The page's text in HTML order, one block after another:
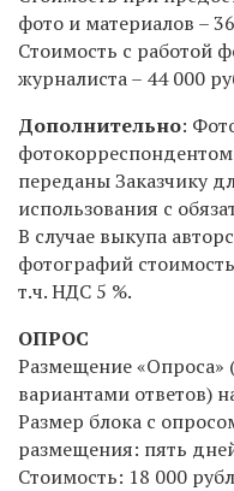
фото и материалов –
Стоимость с работой
журналиста – 44 000
Дополнительно:
переданы Заказчику
использования с
В случае выкупа
фотографий
т.ч. НДС 5 %.
ОПРОС
Размещение «Опроса»
вариантами ответов)
Размер блока с
размещения: пять
Стоимость: 18 000